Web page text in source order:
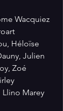
Wacquiez
Héloïse
Julien
Zoé
Marey